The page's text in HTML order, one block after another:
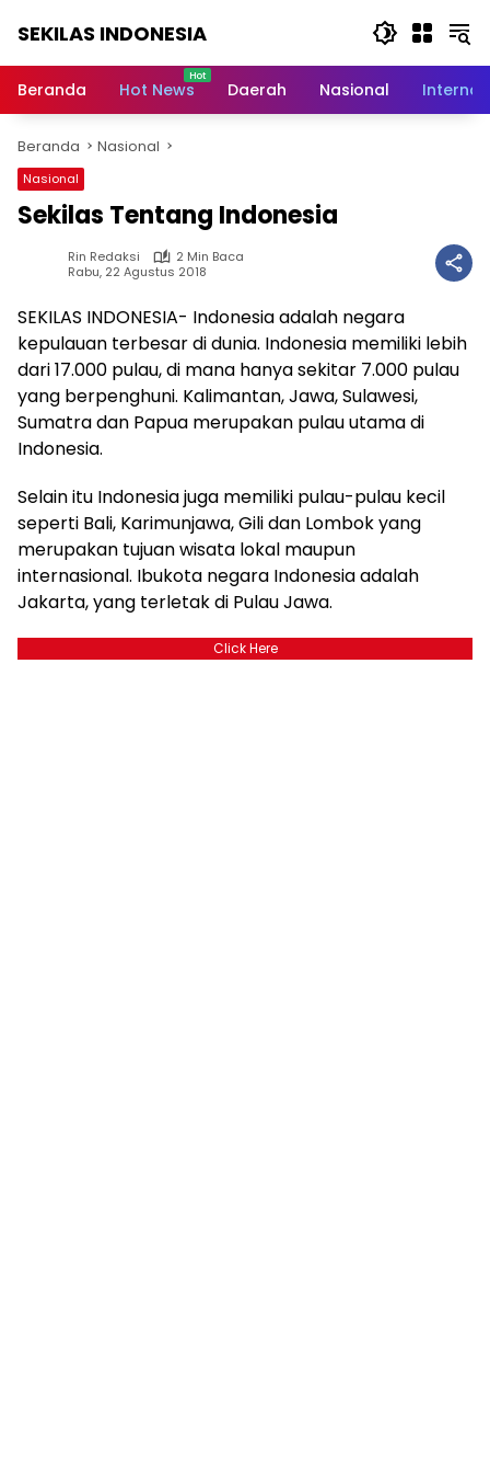
SEKILAS INDONESIA
Terkini,
Latest
World,
Headlines,
News
Beranda Hot News Daerah Nasional
Beranda Nasional
Nasional
Sekilas Tentang Indonesia
Rin Redaksi
2 Min Baca
Rabu, 22 Agustus 2018
SEKILAS INDONESIA- Indonesia adalah negara
kepulauan terbesar di dunia. Indonesia memiliki lebih
dari 17.000 pulau, di mana hanya sekitar 7.000 pulau
yang berpenghuni. Kalimantan, Jawa, Sulawesi,
Sumatra dan Papua merupakan pulau utama di
Indonesia.
Selain itu Indonesia juga memiliki pulau-pulau kecil
seperti Bali, Karimunjawa, Gili dan Lombok yang
merupakan tujuan wisata lokal maupun
internasional. Ibukota negara Indonesia adalah
Jakarta, yang terletak di Pulau Jawa.
Click Here